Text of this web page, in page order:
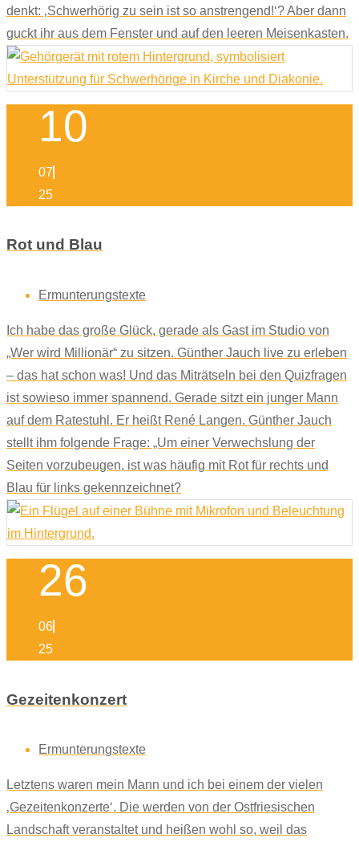
denkt: ‚Schwerhörig zu sein ist so anstrengend!‘? Aber dann
guckt ihr aus dem Fenster und auf den leeren Meisenkasten.
10
07
25
Rot und Blau
Ermunterungstexte
Ich habe das große Glück, gerade als Gast im Studio von
„Wer wird Millionär“ zu sitzen. Günther Jauch live zu erleben
– das hat schon was! Und das Miträtseln bei den Quizfragen
ist sowieso immer spannend. Gerade sitzt ein junger Mann
auf dem Ratestuhl. Er heißt René Langen. Günther Jauch
stellt ihm folgende Frage: „Um einer Verwechslung der
Seiten vorzubeugen, ist was häufig mit Rot für rechts und
Blau für links gekennzeichnet?
26
06
25
Gezeitenkonzert
Ermunterungstexte
Letztens waren mein Mann und ich bei einem der vielen
‚Gezeitenkonzerte‘. Die werden von der Ostfriesischen
Landschaft veranstaltet und heißen wohl so, weil das